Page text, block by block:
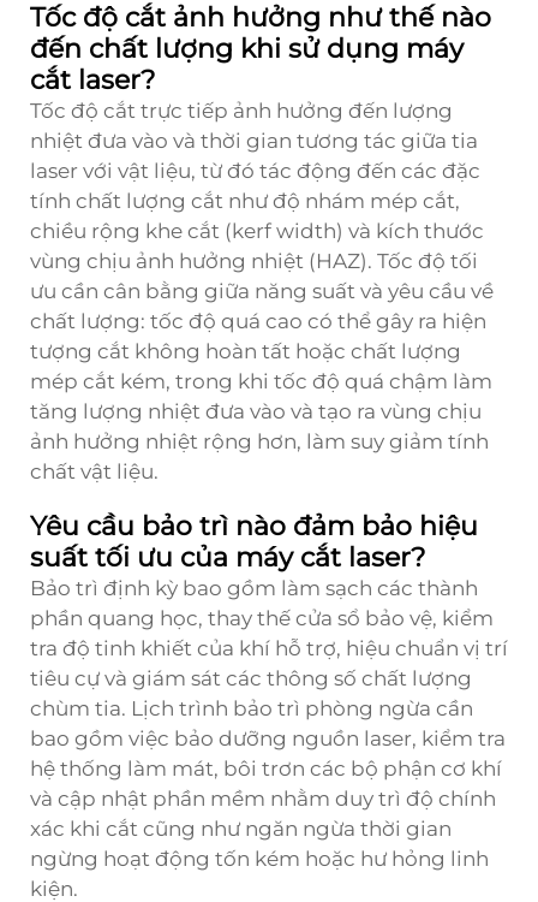
Tốc độ cắt ảnh hưởng như thế nào
đến chất lượng khi sử dụng máy
cắt laser?
Tốc độ cắt trực tiếp ảnh hưởng đến lượng
nhiệt đưa vào và thời gian tương tác giữa tia
laser với vật liệu, từ đó tác động đến các đặc
tính chất lượng cắt như độ nhám mép cắt,
chiều rộng khe cắt (kerf width) và kích thước
vùng chịu ảnh hưởng nhiệt (HAZ). Tốc độ tối
ưu cần cân bằng giữa năng suất và yêu cầu về
chất lượng: tốc độ quá cao có thể gây ra hiện
tượng cắt không hoàn tất hoặc chất lượng
mép cắt kém, trong khi tốc độ quá chậm làm
tăng lượng nhiệt đưa vào và tạo ra vùng chịu
ảnh hưởng nhiệt rộng hơn, làm suy giảm tính
chất vật liệu.
Yêu cầu bảo trì nào đảm bảo hiệu
suất tối ưu của máy cắt laser?
Bảo trì định kỳ bao gồm làm sạch các thành
phần quang học, thay thế cửa sổ bảo vệ, kiểm
tra độ tinh khiết của khí hỗ trợ, hiệu chuẩn vị trí
tiêu cự và giám sát các thông số chất lượng
chùm tia. Lịch trình bảo trì phòng ngừa cần
bao gồm việc bảo dưỡng nguồn laser, kiểm tra
hệ thống làm mát, bôi trơn các bộ phận cơ khí
và cập nhật phần mềm nhằm duy trì độ chính
xác khi cắt cũng như ngăn ngừa thời gian
ngừng hoạt động tốn kém hoặc hư hỏng linh
kiện.